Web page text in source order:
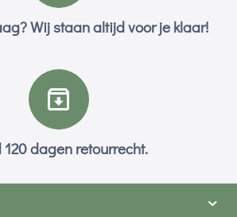
Wij staan altijd voor je klaar!
120 dagen retourrecht.